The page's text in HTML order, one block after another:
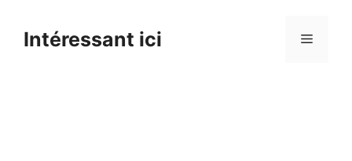
contentIntéressant ici Menu